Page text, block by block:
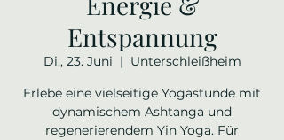
Entspannung
Di., 23. Juni
  |
Unterschleißheim
Erlebe eine vielseitige Yogastunde mit
dynamischem Ashtanga und
regenerierendem Yin Yoga. Für